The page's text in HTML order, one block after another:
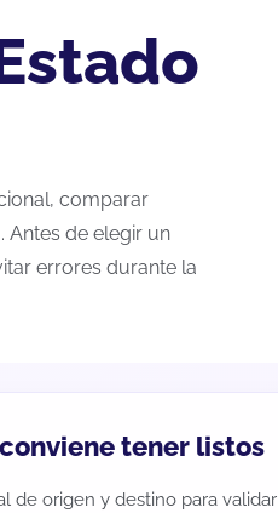
comparar
Antes de elegir un
errores durante la
tener listos
de origen y destino para validar